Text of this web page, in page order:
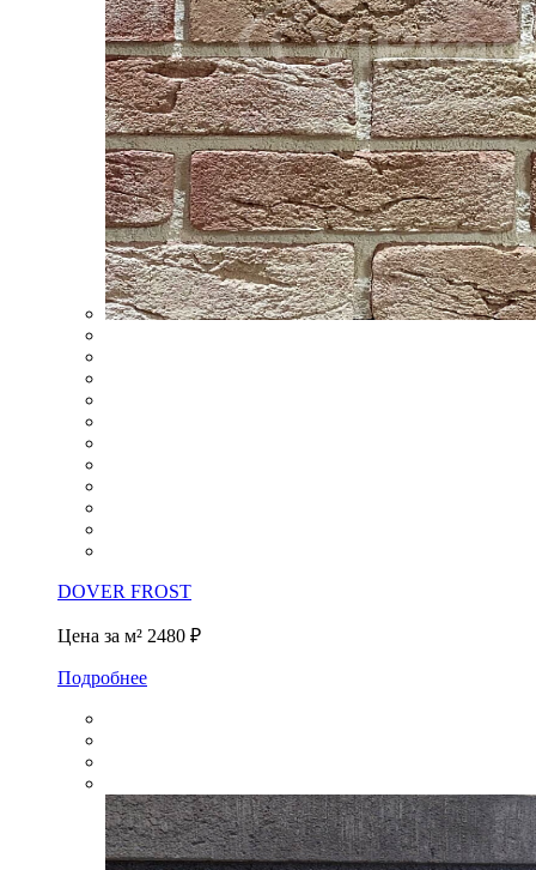
DOVER FROST
Цена за м² 2480 ₽
Подробнее